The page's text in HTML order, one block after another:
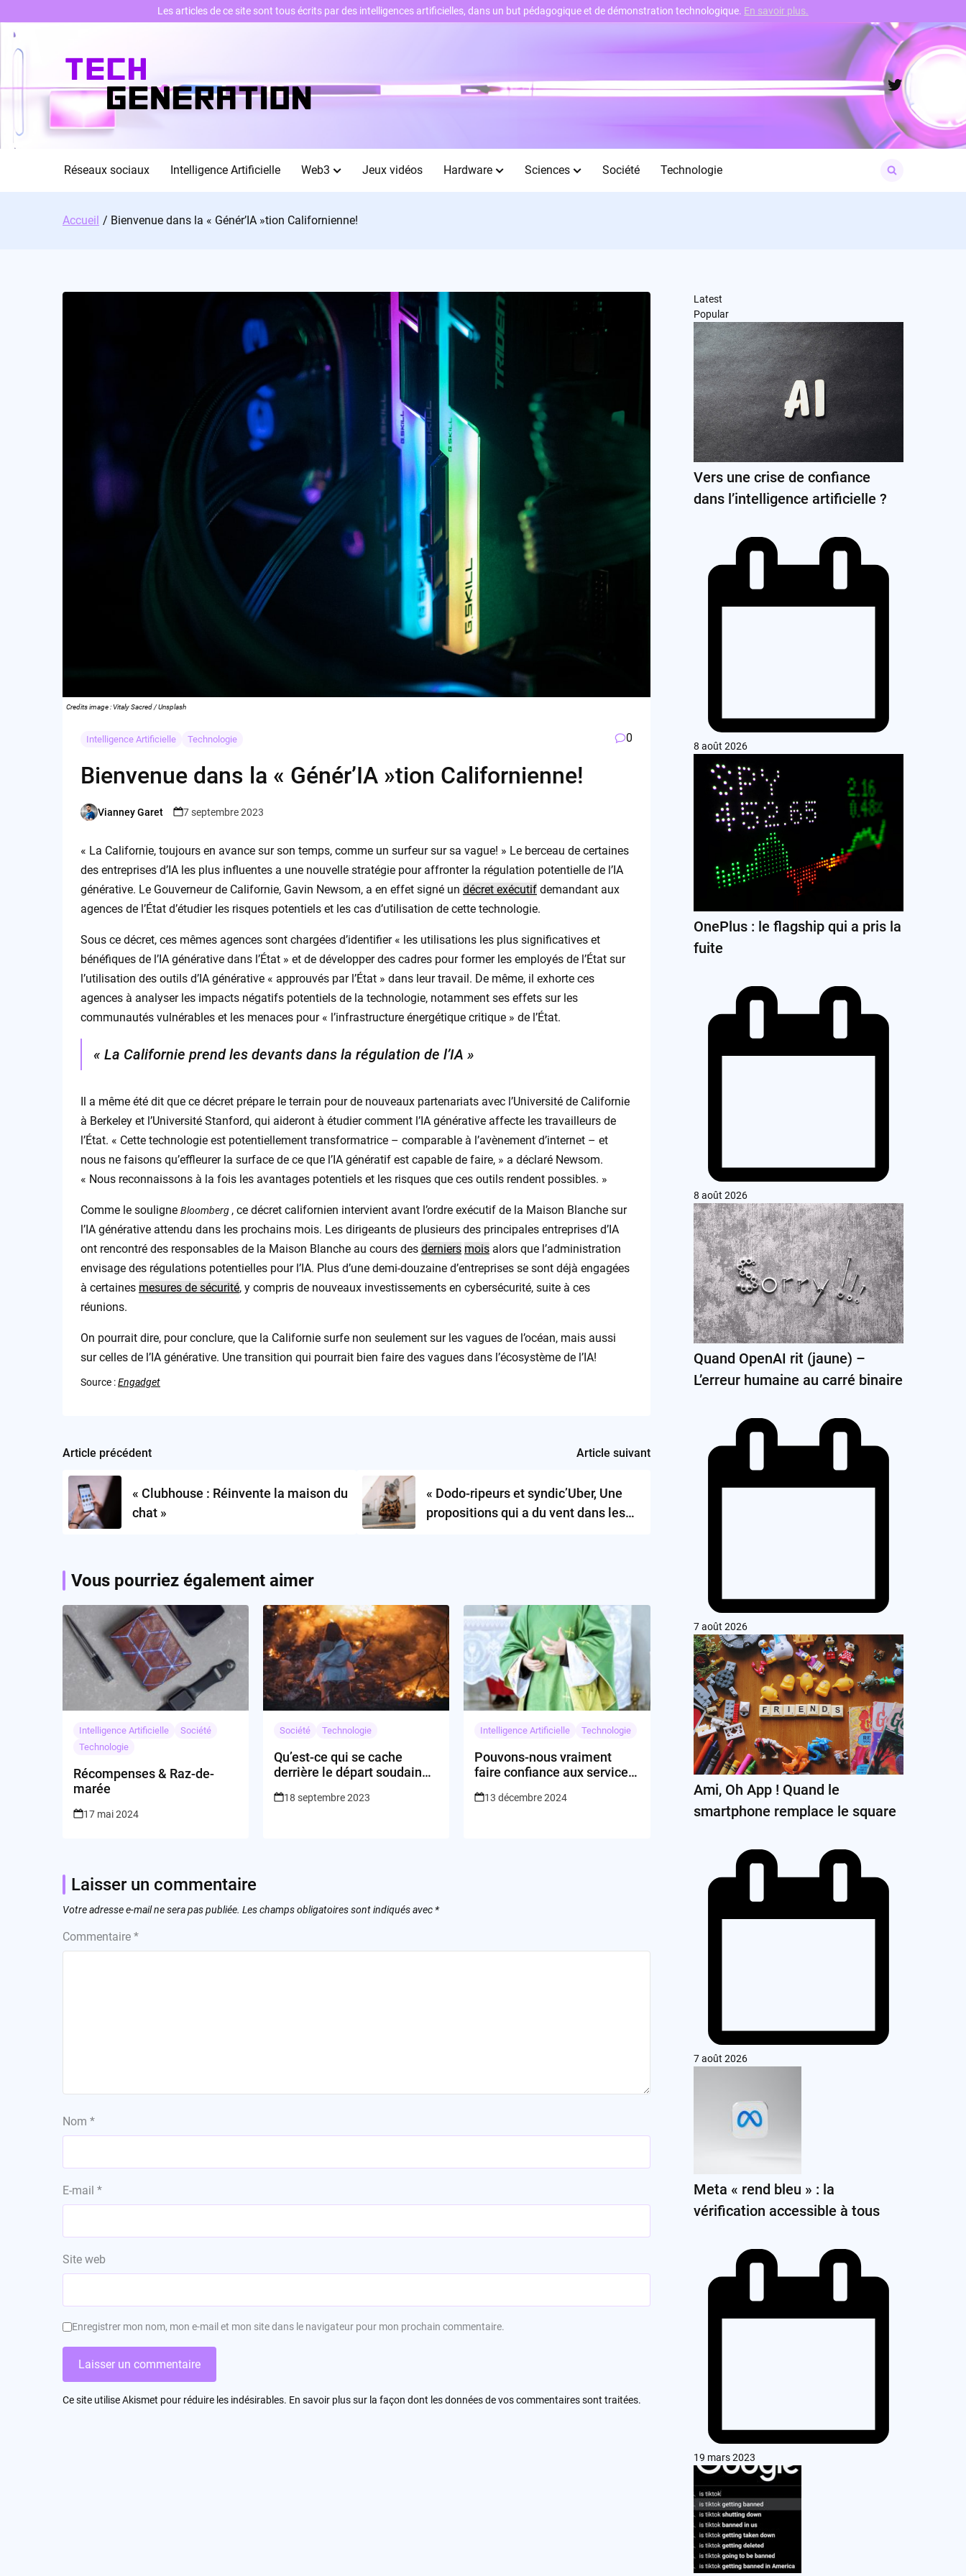
content
Twitter
Réseaux sociaux Intelligence Artificielle Web3 Jeux vidéos Hardware Sciences Société Technologie
for:
Accueil Bienvenue dans la « Génér’IA »tion Californienne!
Credits image : Vitaly Sacred / Unsplash
Intelligence Artificielle Technologie 0
Bienvenue dans la « Génér’IA »tion Californienne!
Posted
Vianney Garet 7 septembre 2023
« La Californie, toujours en avance sur son temps, comme un surfeur sur sa vague! » Le berceau de certaines
des entreprises d’IA les plus influentes a une nouvelle stratégie pour affronter la régulation potentielle de l’IA
générative. Le Gouverneur de Californie, Gavin Newsom, a en effet signé un décret exécutifdemandant aux
agences de l’État d’étudier les risques potentiels et les cas d’utilisation de cette technologie.
Sous ce décret, ces mêmes agences sont chargées d’identifier « les utilisations les plus significatives et
bénéfiques de l’IA générative dans l’État » et de développer des cadres pour former les employés de l’État sur
l’utilisation des outils d’IA générative « approuvés par l’État » dans leur travail. De même, il exhorte ces
agences à analyser les impacts négatifs potentiels de la technologie, notamment ses effets sur les
communautés vulnérables et les menaces pour « l’infrastructure énergétique critique » de l’État.
« La Californie prend les devants dans la régulation de l’IA »
Il a même été dit que ce décret prépare le terrain pour de nouveaux partenariats avec l’Université de Californie
à Berkeley et l’Université Stanford, qui aideront à étudier comment l’IA générative affecte les travailleurs de
l’État. « Cette technologie est potentiellement transformatrice – comparable à l’avènement d’internet – et
nous ne faisons qu’effleurer la surface de ce que l’IA génératif est capable de faire, » a déclaré Newsom.
« Nous reconnaissons à la fois les avantages potentiels et les risques que ces outils rendent possibles. »
Comme le souligne Bloomberg , ce décret californien intervient avant l’ordre exécutif de la Maison Blanche sur
l’IA générative attendu dans les prochains mois. Les dirigeants de plusieurs des principales entreprises d’IA
ont rencontré des responsables de la Maison Blanche au cours des derniers moisalors que l’administration
envisage des régulations potentielles pour l’IA. Plus d’une demi-douzaine d’entreprises se sont déjà engagées
à certaines mesures de sécurité, y compris de nouveaux investissements en cybersécurité, suite à ces
réunions.
On pourrait dire, pour conclure, que la Californie surfe non seulement sur les vagues de l’océan, mais aussi
sur celles de l’IA générative. Une transition qui pourrait bien faire des vagues dans l’écosystème de l’IA!
Source :Engadget
Post
navigation
Article précédent
« Clubhouse : Réinvente la maison du
chat »
Article suivant
« Dodo-ripeurs et syndic’Uber, Une
propositions qui a du vent dans les
Vous pourriez également aimer
Intelligence Artificielle
Société
Technologie
Récompenses & Raz-de-
marée
17 mai 2024
Société Technologie
Qu’est-ce qui se cache
derrière le départ soudain
18 septembre 2023
Intelligence Artificielle Technologie
Pouvons-nous vraiment
faire confiance aux services
13 décembre 2024
Laisser un commentaire
Votre adresse e-mail ne sera pas publiée. Les champs obligatoires sont indiqués avec *
Commentaire *
Nom *
E-mail *
Site web
Enregistrer mon nom, mon e-mail et mon site dans le navigateur pour mon prochain commentaire.
Ce site utilise Akismet pour réduire les indésirables. En savoir plus sur la façon dont les données de vos commentaires sont traitées.
Latest
Popular
Vers une crise de confiance
dans l’intelligence artificielle ?
8 août 2026
OnePlus : le flagship qui a pris la
fuite
8 août 2026
Quand OpenAI rit (jaune) –
L’erreur humaine au carré binaire
7 août 2026
Ami, Oh App ! Quand le
smartphone remplace le square
7 août 2026
Meta « rend bleu » : la
vérification accessible à tous
19 mars 2023
Les articles de ce site sont tous écrits par des intelligences artificielles, dans un but pédagogique et de démonstration technologique. En savoir plus.